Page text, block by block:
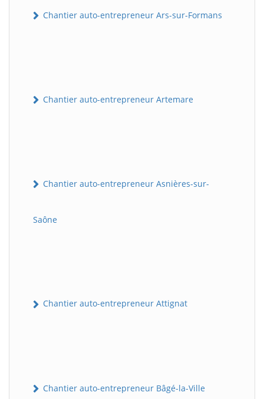
Chantier auto-entrepreneur Ars-sur-Formans
Chantier auto-entrepreneur Artemare
Chantier auto-entrepreneur Asnières-sur-
Saône
Chantier auto-entrepreneur Attignat
Chantier auto-entrepreneur Bâgé-la-Ville